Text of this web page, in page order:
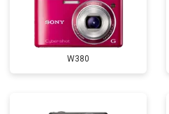
W380